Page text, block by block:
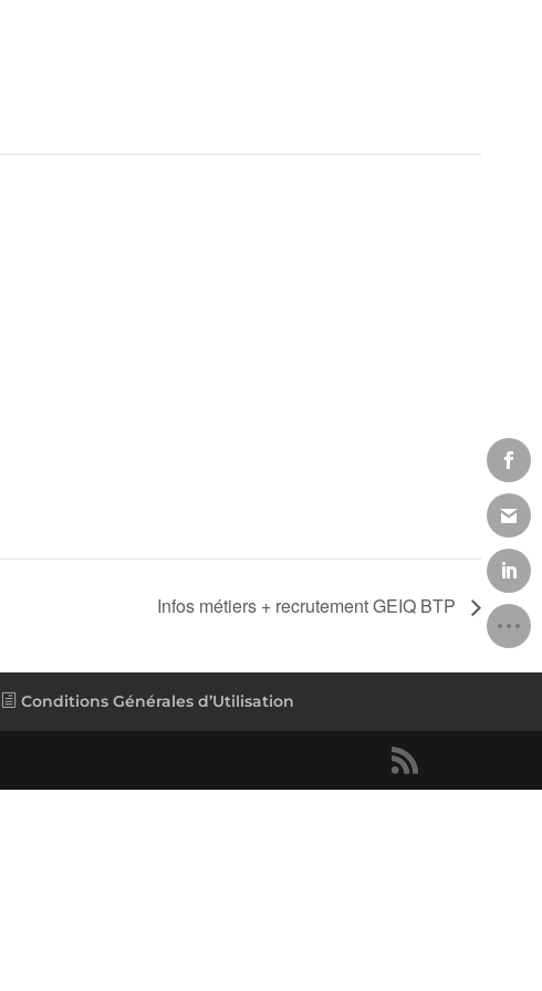
Infos métiers + recrutement GEIQ BTP
Conditions Générales d’Utilisation